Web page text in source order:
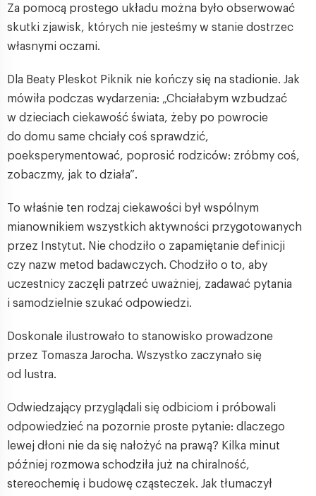
Za pomocą prostego układu można było obserwować
skutki zjawisk, których nie jesteśmy w stanie dostrzec
własnymi oczami.
Dla Beaty Pleskot Piknik nie kończy się na stadionie. Jak
mówiła podczas wydarzenia: „Chciałabym wzbudzać
w dzieciach ciekawość świata, żeby po powrocie
do domu same chciały coś sprawdzić,
poeksperymentować, poprosić rodziców: zróbmy coś,
zobaczmy, jak to działa”.
To właśnie ten rodzaj ciekawości był wspólnym
mianownikiem wszystkich aktywności przygotowanych
przez Instytut. Nie chodziło o zapamiętanie definicji
czy nazw metod badawczych. Chodziło o to, aby
uczestnicy zaczęli patrzeć uważniej, zadawać pytania
i samodzielnie szukać odpowiedzi.
Doskonale ilustrowało to stanowisko prowadzone
przez Tomasza Jarocha. Wszystko zaczynało się
od lustra.
Odwiedzający przyglądali się odbiciom i próbowali
odpowiedzieć na pozornie proste pytanie: dlaczego
lewej dłoni nie da się nałożyć na prawą? Kilka minut
później rozmowa schodziła już na chiralność,
stereochemię i budowę cząsteczek. Jak tłumaczył